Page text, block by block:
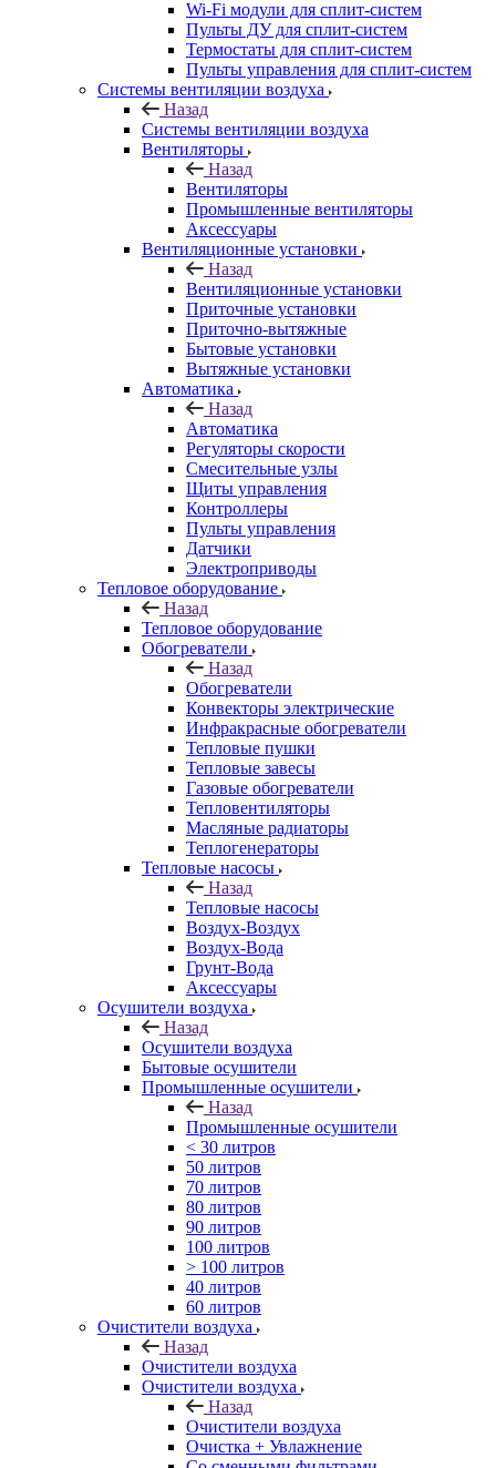
Wi-Fi модули для сплит-систем
Пульты ДУ для сплит-систем
Термостаты для сплит-систем
Пульты управления для сплит-систем
Системы вентиляции воздуха
Назад
Системы вентиляции воздуха
Вентиляторы
Назад
Вентиляторы
Промышленные вентиляторы
Аксессуары
Вентиляционные установки
Назад
Вентиляционные установки
Приточные установки
Приточно-вытяжные
Бытовые установки
Вытяжные установки
Автоматика
Назад
Автоматика
Регуляторы скорости
Смесительные узлы
Щиты управления
Контроллеры
Пульты управления
Датчики
Электроприводы
Тепловое оборудование
Назад
Тепловое оборудование
Обогреватели
Назад
Обогреватели
Конвекторы электрические
Инфракрасные обогреватели
Тепловые пушки
Тепловые завесы
Газовые обогреватели
Тепловентиляторы
Масляные радиаторы
Теплогенераторы
Тепловые насосы
Назад
Тепловые насосы
Воздух-Воздух
Воздух-Вода
Грунт-Вода
Аксессуары
Осушители воздуха
Назад
Осушители воздуха
Бытовые осушители
Промышленные осушители
Назад
Промышленные осушители
< 30 литров
50 литров
70 литров
80 литров
90 литров
100 литров
> 100 литров
40 литров
60 литров
Очистители воздуха
Назад
Очистители воздуха
Очистители воздуха
Назад
Очистители воздуха
Очистка + Увлажнение